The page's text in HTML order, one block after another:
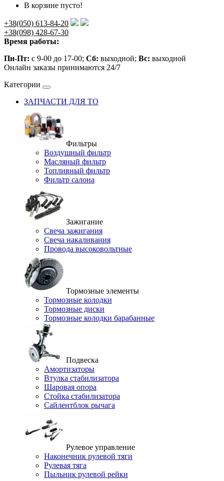
В корзине пусто!
+38(050) 613-84-20
+38(098) 428-67-30
Время работы:
Пн-Пт: с 9-00 до 17-00; Сб: выходной; Вс: выходной
Онлайн заказы принимаются 24/7
Категории
ЗАПЧАСТИ ДЛЯ ТО
Фильтры
Воздушный фильтр
Масляный фильтр
Топливный фильтр
Фильтр салона
Зажигание
Свеча зажигания
Свеча накаливания
Провода высоковольтные
Тормозные элементы
Тормозные колодки
Тормозные диски
Тормозные колодки барабанные
Подвеска
Амортизаторы
Втулка стабилизатора
Шаровая опора
Стойка стабилизатора
Сайлентблок рычага
Рулевое управление
Наконечник рулевой тяги
Рулевая тяга
Пыльник рулевой рейки